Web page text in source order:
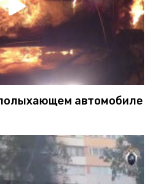
автомобиле